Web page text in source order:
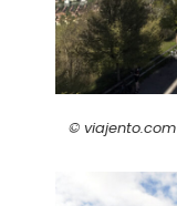
© viajento.com